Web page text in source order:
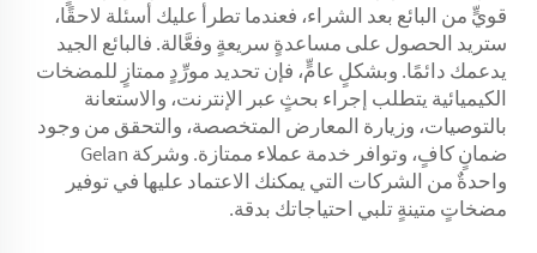
قويٍّ من البائع بعد الشراء، فعندما تطرأ عليك أسئلة لاحقًا،
ستريد الحصول على مساعدةٍ سريعةٍ وفعَّالة. فالبائع الجيد
يدعمك دائمًا. وبشكلٍ عامٍّ، فإن تحديد مورِّدٍ ممتازٍ للمضخات
الكيميائية يتطلب إجراء بحثٍ عبر الإنترنت، والاستعانة
بالتوصيات، وزيارة المعارض المتخصصة، والتحقق من وجود
ضمانٍ كافٍ، وتوافر خدمة عملاء ممتازة. وشركة Gelan
واحدةٌ من الشركات التي يمكنك الاعتماد عليها في توفير
مضخاتٍ متينةٍ تلبي احتياجاتك بدقة.